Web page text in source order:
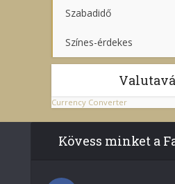
Szabadidő
Színes-érdekes
Currency Converter
Kövess minket a